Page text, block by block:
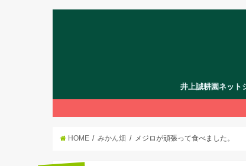
井上誠耕園ネット
HOME みかん畑 メジロが頑張って食べました。